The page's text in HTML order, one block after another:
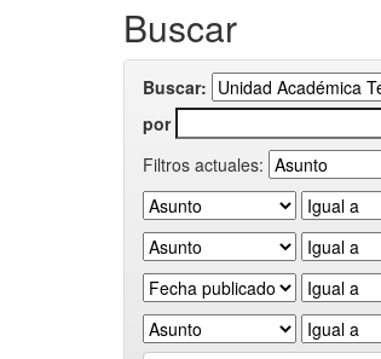
Buscar
Buscar:
por
Filtros actuales: